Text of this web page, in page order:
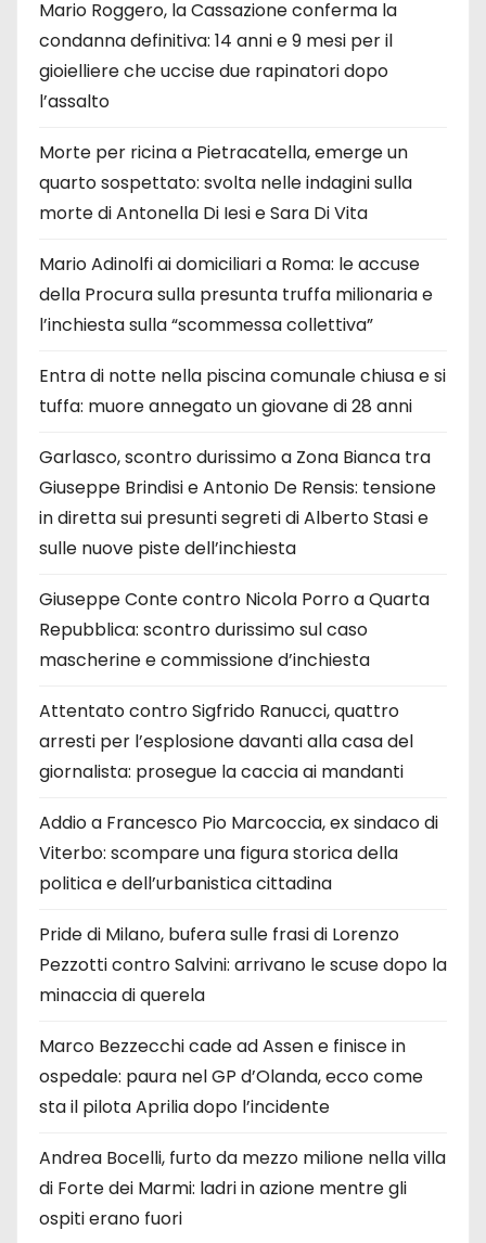
Mario Roggero, la Cassazione conferma la
condanna definitiva: 14 anni e 9 mesi per il
gioielliere che uccise due rapinatori dopo
l’assalto
Morte per ricina a Pietracatella, emerge un
quarto sospettato: svolta nelle indagini sulla
morte di Antonella Di Iesi e Sara Di Vita
Mario Adinolfi ai domiciliari a Roma: le accuse
della Procura sulla presunta truffa milionaria e
l’inchiesta sulla “scommessa collettiva”
Entra di notte nella piscina comunale chiusa e si
tuffa: muore annegato un giovane di 28 anni
Garlasco, scontro durissimo a Zona Bianca tra
Giuseppe Brindisi e Antonio De Rensis: tensione
in diretta sui presunti segreti di Alberto Stasi e
sulle nuove piste dell’inchiesta
Giuseppe Conte contro Nicola Porro a Quarta
Repubblica: scontro durissimo sul caso
mascherine e commissione d’inchiesta
Attentato contro Sigfrido Ranucci, quattro
arresti per l’esplosione davanti alla casa del
giornalista: prosegue la caccia ai mandanti
Addio a Francesco Pio Marcoccia, ex sindaco di
Viterbo: scompare una figura storica della
politica e dell’urbanistica cittadina
Pride di Milano, bufera sulle frasi di Lorenzo
Pezzotti contro Salvini: arrivano le scuse dopo la
minaccia di querela
Marco Bezzecchi cade ad Assen e finisce in
ospedale: paura nel GP d’Olanda, ecco come
sta il pilota Aprilia dopo l’incidente
Andrea Bocelli, furto da mezzo milione nella villa
di Forte dei Marmi: ladri in azione mentre gli
ospiti erano fuori